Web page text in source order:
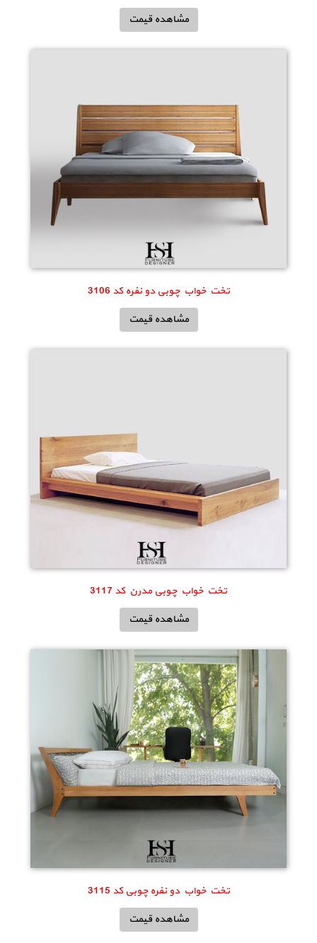
مشاهده قیمت
تخت خواب چوبی دو نفره کد 3106
مشاهده قیمت
تخت خواب چوبی مدرن کد 3117
مشاهده قیمت
تخت خواب دو نفره چوبی کد 3115
مشاهده قیمت